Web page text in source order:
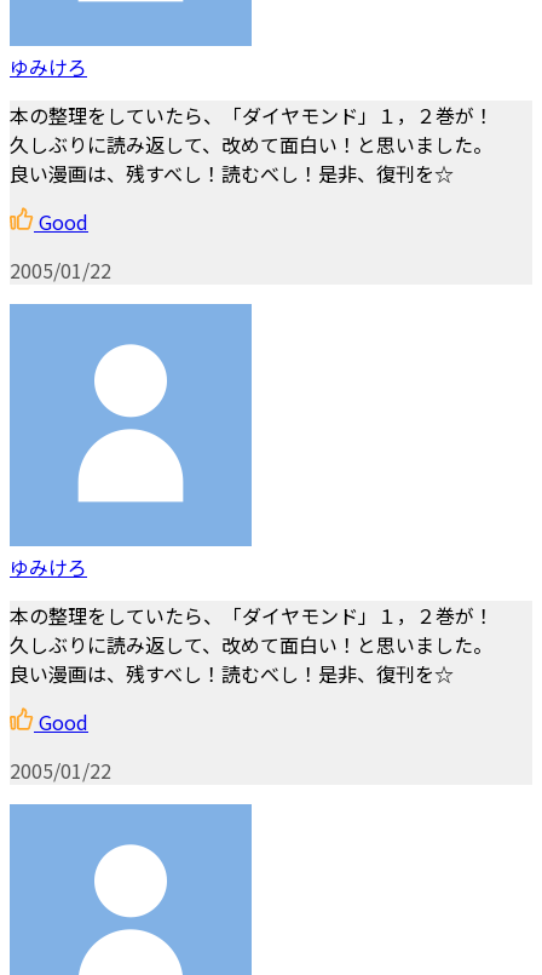
ゆみけろ
本の整理をしていたら、「ダイヤモンド」１，２巻が！
久しぶりに読み返して、改めて面白い！と思いました。
良い漫画は、残すべし！読むべし！是非、復刊を☆
Good
2005/01/22
ゆみけろ
本の整理をしていたら、「ダイヤモンド」１，２巻が！
久しぶりに読み返して、改めて面白い！と思いました。
良い漫画は、残すべし！読むべし！是非、復刊を☆
Good
2005/01/22